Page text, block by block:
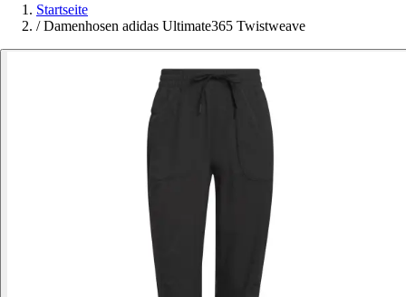
Startseite
/ Damenhosen adidas Ultimate365 Twistweave